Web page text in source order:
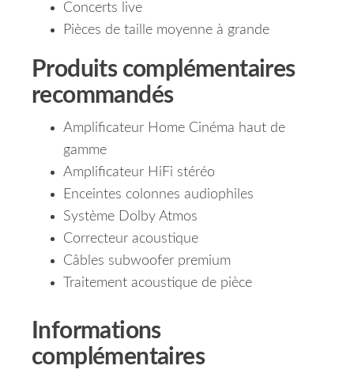
Concerts live
Pièces de taille moyenne à grande
Produits complémentaires
recommandés
Amplificateur Home Cinéma haut de
gamme
Amplificateur HiFi stéréo
Enceintes colonnes audiophiles
Système Dolby Atmos
Correcteur acoustique
Câbles subwoofer premium
Traitement acoustique de pièce
Informations
complémentaires